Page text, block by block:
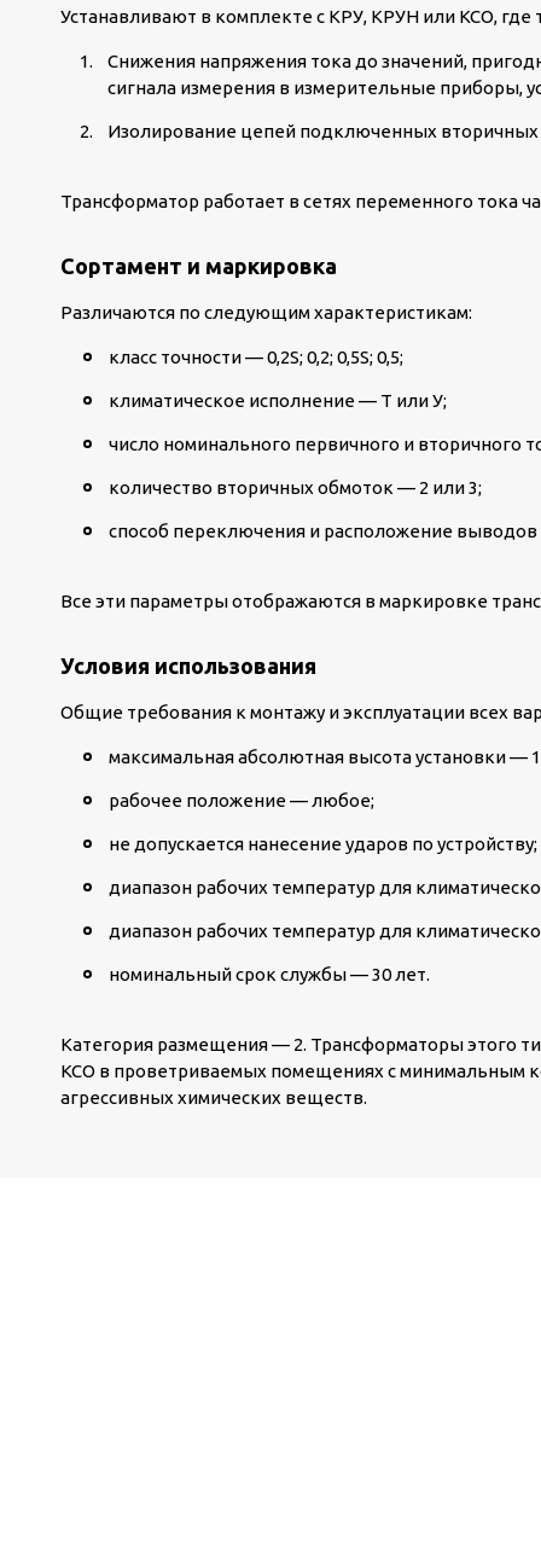
Устанавливают в комплекте с КРУ, КРУН или КСО,
Снижения напряжения тока до значений,
сигнала измерения в измерительные приборы,
Изолирование цепей подключенных вторичных
Трансформатор работает в сетях переменного тока
Сортамент и маркировка
Различаются по следующим характеристикам:
класс точности — 0,2S; 0,2; 0,5S; 0,5;
климатическое исполнение — Т или У;
число номинального первичного и вторичного
количество вторичных обмоток — 2 или 3;
способ переключения и расположение
Все эти параметры отображаются в маркировке
Условия использования
Общие требования к монтажу и эксплуатации всех
максимальная абсолютная высота установки —
рабочее положение — любое;
не допускается нанесение ударов по устройству;
диапазон рабочих температур для
диапазон рабочих температур для
номинальный срок службы — 30 лет.
Категория размещения — 2. Трансформаторы этого
КСО в проветриваемых помещениях с минимальным
агрессивных химических веществ.